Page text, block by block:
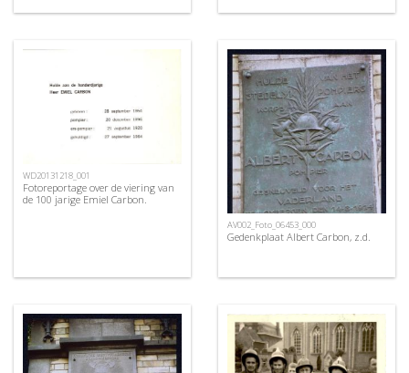
WD20131218_001
Fotoreportage over de viering van
de 100 jarige Emiel Carbon.
AV002_Foto_06453_000
Gedenkplaat Albert Carbon, z.d.